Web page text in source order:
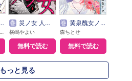
巻 災ノ女 人生ナメてるカノジョの末路【モノクロ版】
横嶋やよい
無料で読む
巻 黄泉醜女ノヒトトナリ【モノクロ版】
森ちとせ
無料で読む
もっと見る